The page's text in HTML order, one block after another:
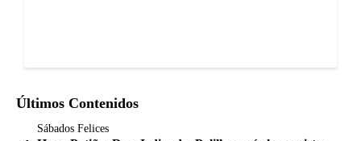
Últimos Contenidos
Sábados Felices